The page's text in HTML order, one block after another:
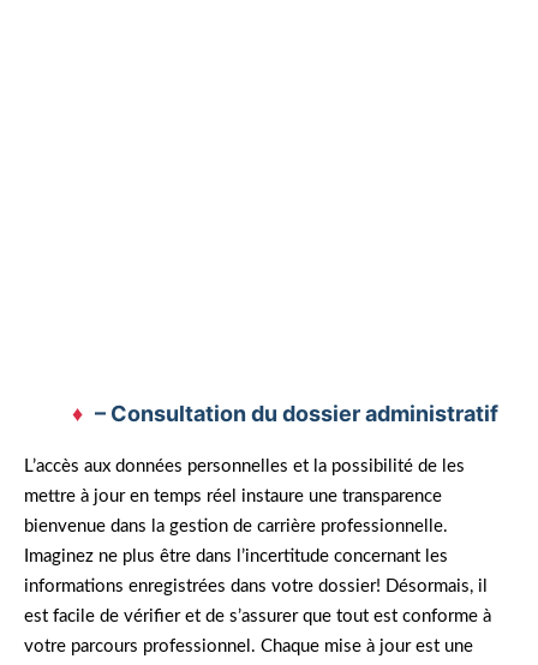
– Consultation du dossier administratif
L’accès aux données personnelles et la possibilité de les
mettre à jour en temps réel instaure une transparence
bienvenue dans la gestion de carrière professionnelle.
Imaginez ne plus être dans l’incertitude concernant les
informations enregistrées dans votre dossier! Désormais, il
est facile de vérifier et de s’assurer que tout est conforme à
votre parcours professionnel. Chaque mise à jour est une